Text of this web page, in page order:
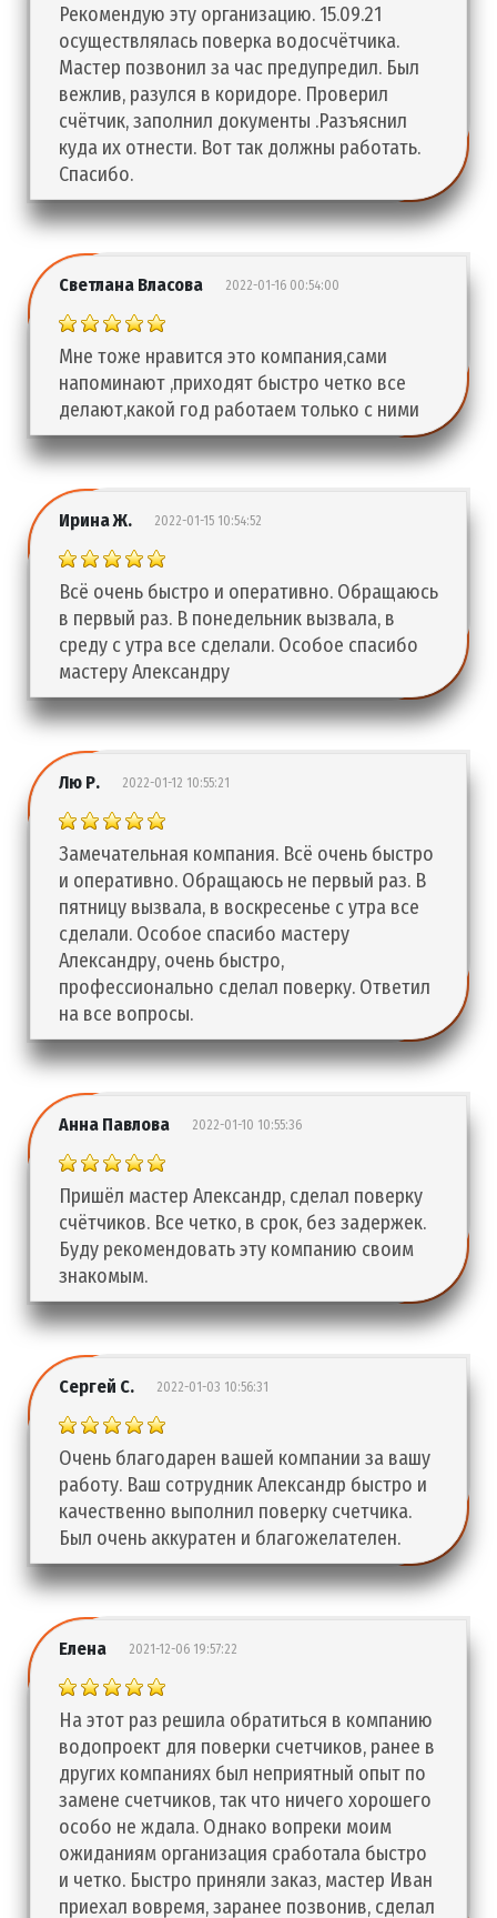
Рекомендую эту организацию. 15.09.21
осуществлялась поверка водосчётчика.
Мастер позвонил за час предупредил. Был
вежлив, разулся в коридоре. Проверил
счётчик, заполнил документы .Разъяснил
куда их отнести. Вот так должны работать.
Спасибо.
Светлана Власова 2022-01-16 00:54:00
Мне тоже нравится это компания,сами
напоминают ,приходят быстро четко все
делают,какой год работаем только с ними
Ирина Ж. 2022-01-15 10:54:52
Всё очень быстро и оперативно. Обращаюсь
в первый раз. В понедельник вызвала, в
среду с утра все сделали. Особое спасибо
мастеру Александру
Лю Р. 2022-01-12 10:55:21
Замечательная компания. Всё очень быстро
и оперативно. Обращаюсь не первый раз. В
пятницу вызвала, в воскресенье с утра все
сделали. Особое спасибо мастеру
Александру, очень быстро,
профессионально сделал поверку. Ответил
на все вопросы.
Анна Павлова 2022-01-10 10:55:36
Пришёл мастер Александр, сделал поверку
счётчиков. Все четко, в срок, без задержек.
Буду рекомендовать эту компанию своим
знакомым.
Сергей С. 2022-01-03 10:56:31
Очень благодарен вашей компании за вашу
работу. Ваш сотрудник Александр быстро и
качественно выполнил поверку счетчика.
Был очень аккуратен и благожелателен.
Елена 2021-12-06 19:57:22
На этот раз решила обратиться в компанию
водопроект для поверки счетчиков, ранее в
других компаниях был неприятный опыт по
замене счетчиков, так что ничего хорошего
особо не ждала. Однако вопреки моим
ожиданиям организация сработала быстро
и четко. Быстро приняли заказ, мастер Иван
приехал вовремя, заранее позвонив, сделал